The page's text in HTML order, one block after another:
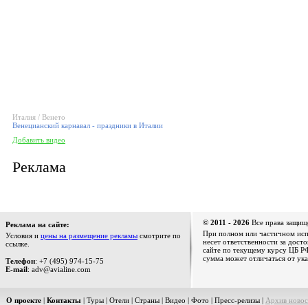
Италия / Венето
Венецианский карнавал - праздники в Италии
Добавить видео
Реклама
Реклама на сайте:
Условия и цены на размещение рекламы смотрите по
ссылке.
Телефон: +7 (495) 974-15-75
E-mail: adv@avialine.com
© 2011 - 2026 Все права
При полном или частичном
несет ответственности за
сайте по текущему курсу ЦБ
сумма может отличаться от
О проекте | Контакты | Туры | Отели | Страны | Видео | Фото | Пресс-релизы | Архив